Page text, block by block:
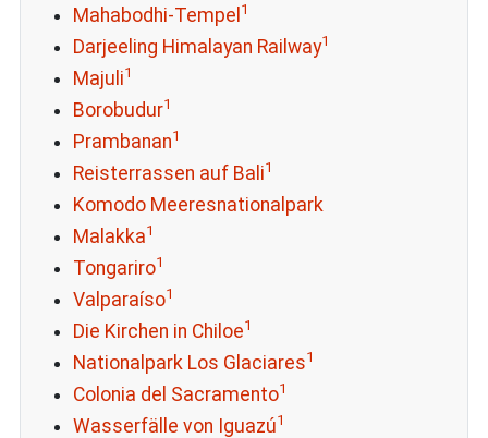
Mahabodhi-Tempel 1
Darjeeling Himalayan Railway1
Majuli1
Borobudur1
Prambanan1
Reisterrassen auf Bali1
Komodo Meeresnationalpark
Malakka1
Tongariro1
Valparaíso1
Die Kirchen in Chiloe1
Nationalpark Los Glaciares1
Colonia del Sacramento1
Wasserfälle von Iguazú1